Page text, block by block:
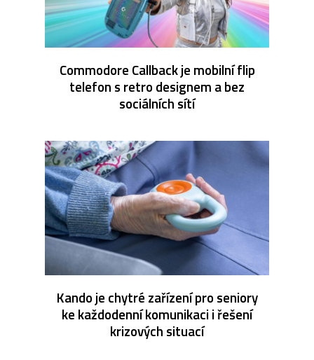
Commodore Callback je mobilní flip
telefon s retro designem a bez
sociálních sítí
Kando je chytré zařízení pro seniory
ke každodenní komunikaci i řešení
krizových situací